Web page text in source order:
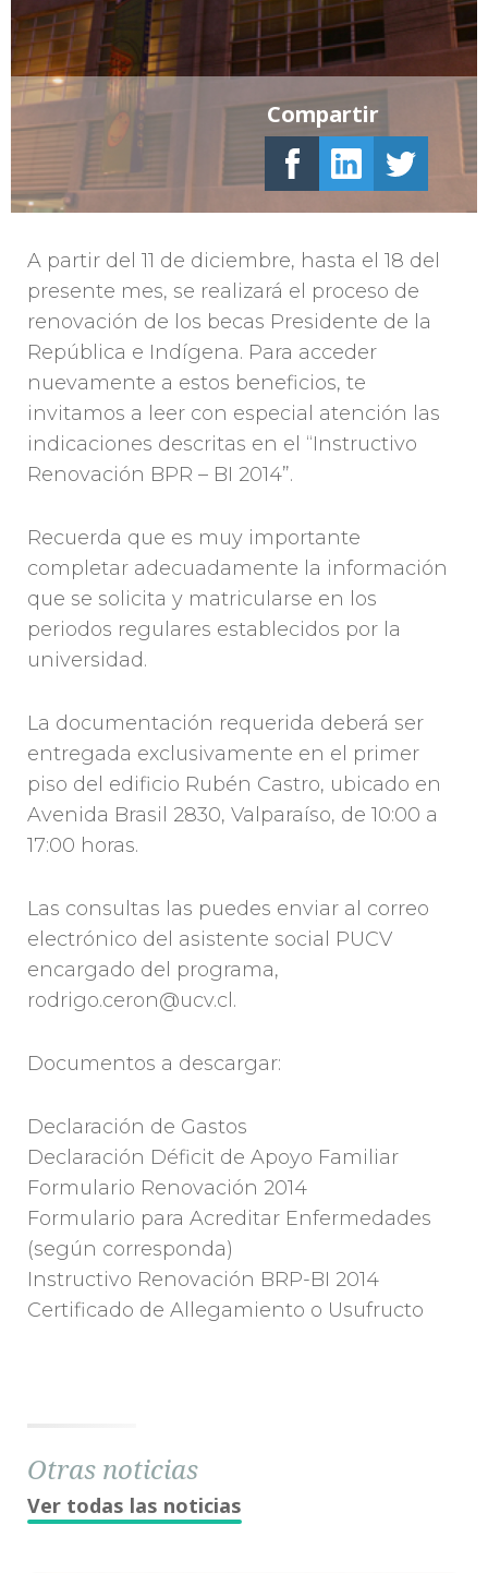
A partir del 11 de diciembre, hasta el 18 del
presente mes, se realizará el proceso de
renovación de los becas Presidente de la
República e Indígena. Para acceder
nuevamente a estos beneficios, te
invitamos a leer con especial atención las
indicaciones descritas en el “Instructivo
Renovación BPR – BI 2014”.
Recuerda que es muy importante
completar adecuadamente la información
que se solicita y matricularse en los
periodos regulares establecidos por la
universidad.
La documentación requerida deberá ser
entregada exclusivamente en el primer
piso del edificio Rubén Castro, ubicado en
Avenida Brasil 2830, Valparaíso, de 10:00 a
17:00 horas.
Las consultas las puedes enviar al correo
electrónico del asistente social PUCV
encargado del programa,
rodrigo.ceron@ucv.cl.
Documentos a descargar:
Declaración de Gastos
Declaración Déficit de Apoyo Familiar
Formulario Renovación 2014
Formulario para Acreditar Enfermedades
(según corresponda)
Instructivo Renovación BRP-BI 2014
Certificado de Allegamiento o Usufructo
Compartir
Otras noticias
Ver todas las noticias